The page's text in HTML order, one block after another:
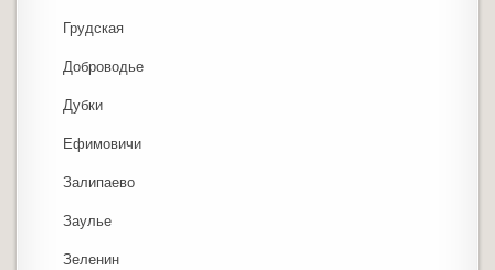
Грудская
Доброводье
Дубки
Ефимовичи
Залипаево
Заулье
Зеленин